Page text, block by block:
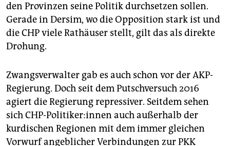
den Provinzen seine Politik durchsetzen sollen.
Gerade in Dersim, wo die Opposition stark ist und
die CHP viele Rathäuser stellt, gilt das als direkte
Drohung.
Zwangsverwalter gab es auch schon vor der AKP-
Regierung. Doch seit dem Putschversuch 2016
agiert die Regierung repressiver. Seitdem sehen
sich CHP-Politiker:innen auch außerhalb der
kurdischen Regionen mit dem immer gleichen
Vorwurf angeblicher Verbindungen zur PKK